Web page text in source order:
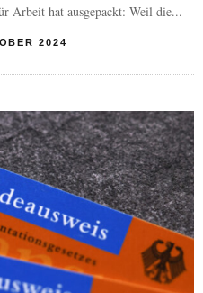
Arbeit hat ausgepackt: Weil die...
2024